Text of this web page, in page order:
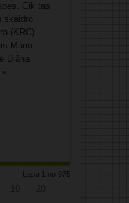
Cik tas
skaidro
(KRC)
Mario
Diāna
Lapa 1 no 975